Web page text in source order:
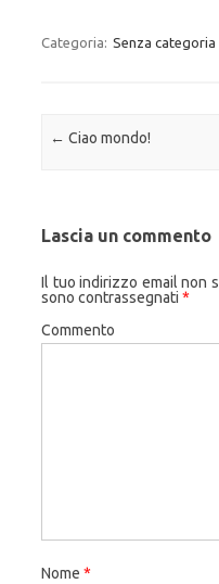
Categoria: Senza categoria
Navigazione articolo
← Ciao mondo!
Lascia un commento
Il tuo indirizzo email non
sono contrassegnati *
Commento
Nome *